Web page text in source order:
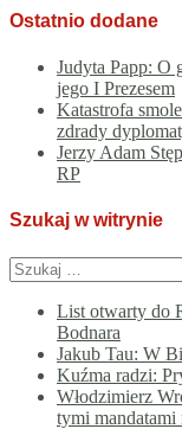
Ostatnio dodane
Judyta Papp: O
jego I Prezesem
Katastrofa
zdrady
Jerzy Adam
RP
Szukaj w witrynie
Szukaj:
List otwarty do
Bodnara
Jakub Tau: W
Kuźma radzi:
Włodzimierz
tymi